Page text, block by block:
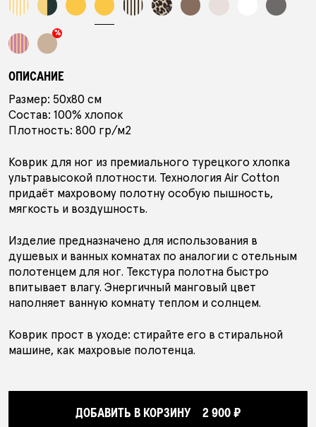
ПОДАРОЧНЫЙ СЕРТИФИКАТ
АУТЛЕТ
КОЛЛЕКЦИИ
ПОКУПАТЕЛЯМ В ПОДАРОК
О БРЕНДЕ
РОССИЯ БЕЛАРУСЬ КАЗАХСТАН
%
ОПИСАНИЕ
Размер: 50х80 см
Состав: 100% хлопок
Плотность: 800 гр/м2
Коврик для ног из премиального турецкого хлопка
ультравысокой плотности. Технология Air Cotton
придаёт махровому полотну особую пышность,
мягкость и воздушность.
Изделие предназначено для использования в
душевых и ванных комнатах по аналогии с отельным
полотенцем для ног. Текстура полотна быстро
впитывает влагу. Энергичный манговый цвет
наполняет ванную комнату теплом и солнцем.
Коврик прост в уходе: стирайте его в стиральной
машине, как махровые полотенца.
ДОБАВИТЬ В КОРЗИНУ 2 900 ₽